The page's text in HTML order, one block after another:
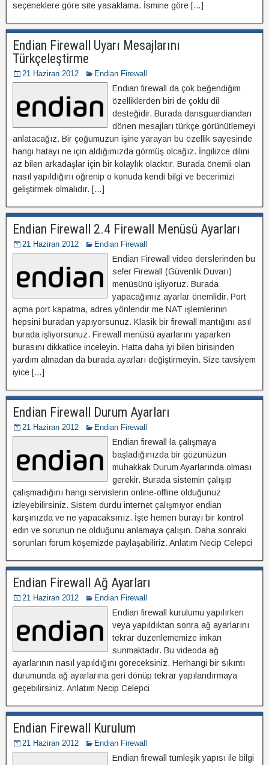
seçeneklere göre site yasaklama. İsmine göre […]
Endian Firewall Uyarı Mesajlarını
Türkçeleştirme
21 Haziran 2012 Endian Firewall
Endian firewall da çok beğendiğim
özelliklerden biri de çoklu dil
desteğidir. Burada dansguardiandan
dönen mesajları türkçe görünütlemeyi
anlatacağız. Bir çoğumuzun işine yarayan bu özellik sayesinde
hangi hatayı ne için aldığımızda görmüş olcağız. İngilizce dilini
az bilen arkadaşlar için bir kolaylık olacktır. Burada önemli olan
nasıl yapıldığını öğrenip o konuda kendi bilgi ve becerimizi
geliştirmek olmalıdır. […]
Endian Firewall 2.4 Firewall Menüsü Ayarları
21 Haziran 2012 Endian Firewall
Endian Firewall video derslerinden bu
sefer Firewall (Güvenlik Duvarı)
menüsünü işliyoruz. Burada
yapacağımız ayarlar önemlidir. Port
açma port kapatma, adres yönlendir me NAT işlemlerinin
hepsini buradan yapıyorsunuz. Klasik bir firewall mantığını asıl
burada işliyorsunuz. Firewall menüsü ayarlarını yaparken
burasını dikkatlice inceleyin. Hatta daha iyi bilen birisinden
yardım almadan da burada ayarları değiştirmeyin. Size tavsiyem
iyice […]
Endian Firewall Durum Ayarları
21 Haziran 2012 Endian Firewall
Endian firewall la çalışmaya
başladığınızda bir gözünüzün
muhakkak Durum Ayarlarında olması
gerekir. Burada sistemin çalışıp
çalışmadığını hangi servislerin online-offline olduğunuz
izleyebilirsiniz. Sistem durdu internet çalışmıyor endian
karşınızda ve ne yapacaksınız. İşte hemen burayı bir kontrol
edin ve sorunun ne olduğunu anlamaya çalışın. Daha sonraki
sorunları forum köşemizde paylaşabiliriz. Anlatım Necip Celepci
Endian Firewall Ağ Ayarları
21 Haziran 2012 Endian Firewall
Endian firewall kurulumu yapılırken
veya yapıldıktan sonra ağ ayarlarını
tekrar düzenlememize imkan
sunmaktadır. Bu videoda ağ
ayarlarının nasıl yapıldığını göreceksiniz. Herhangi bir sıkıntı
durumunda ağ ayarlarına geri dönüp tekrar yapılandırmaya
geçebilirsiniz. Anlatım Necip Celepci
Endian Firewall Kurulum
21 Haziran 2012 Endian Firewall
Endian firewall tümleşik yapısı ile bilgi